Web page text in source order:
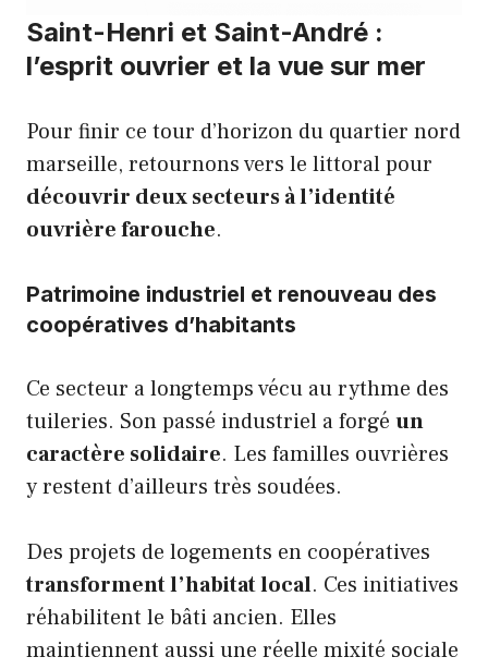
Saint-Henri et Saint-André :
l’esprit ouvrier et la vue sur mer
Pour finir ce tour d’horizon du quartier nord
marseille, retournons vers le littoral pour
découvrir deux secteurs à l’identité
ouvrière farouche.
Patrimoine industriel et renouveau des
coopératives d’habitants
Ce secteur a longtemps vécu au rythme des
tuileries. Son passé industriel a forgé un
caractère solidaire. Les familles ouvrières
y restent d’ailleurs très soudées.
Des projets de logements en coopératives
transforment l’habitat local. Ces initiatives
réhabilitent le bâti ancien. Elles
maintiennent aussi une réelle mixité sociale